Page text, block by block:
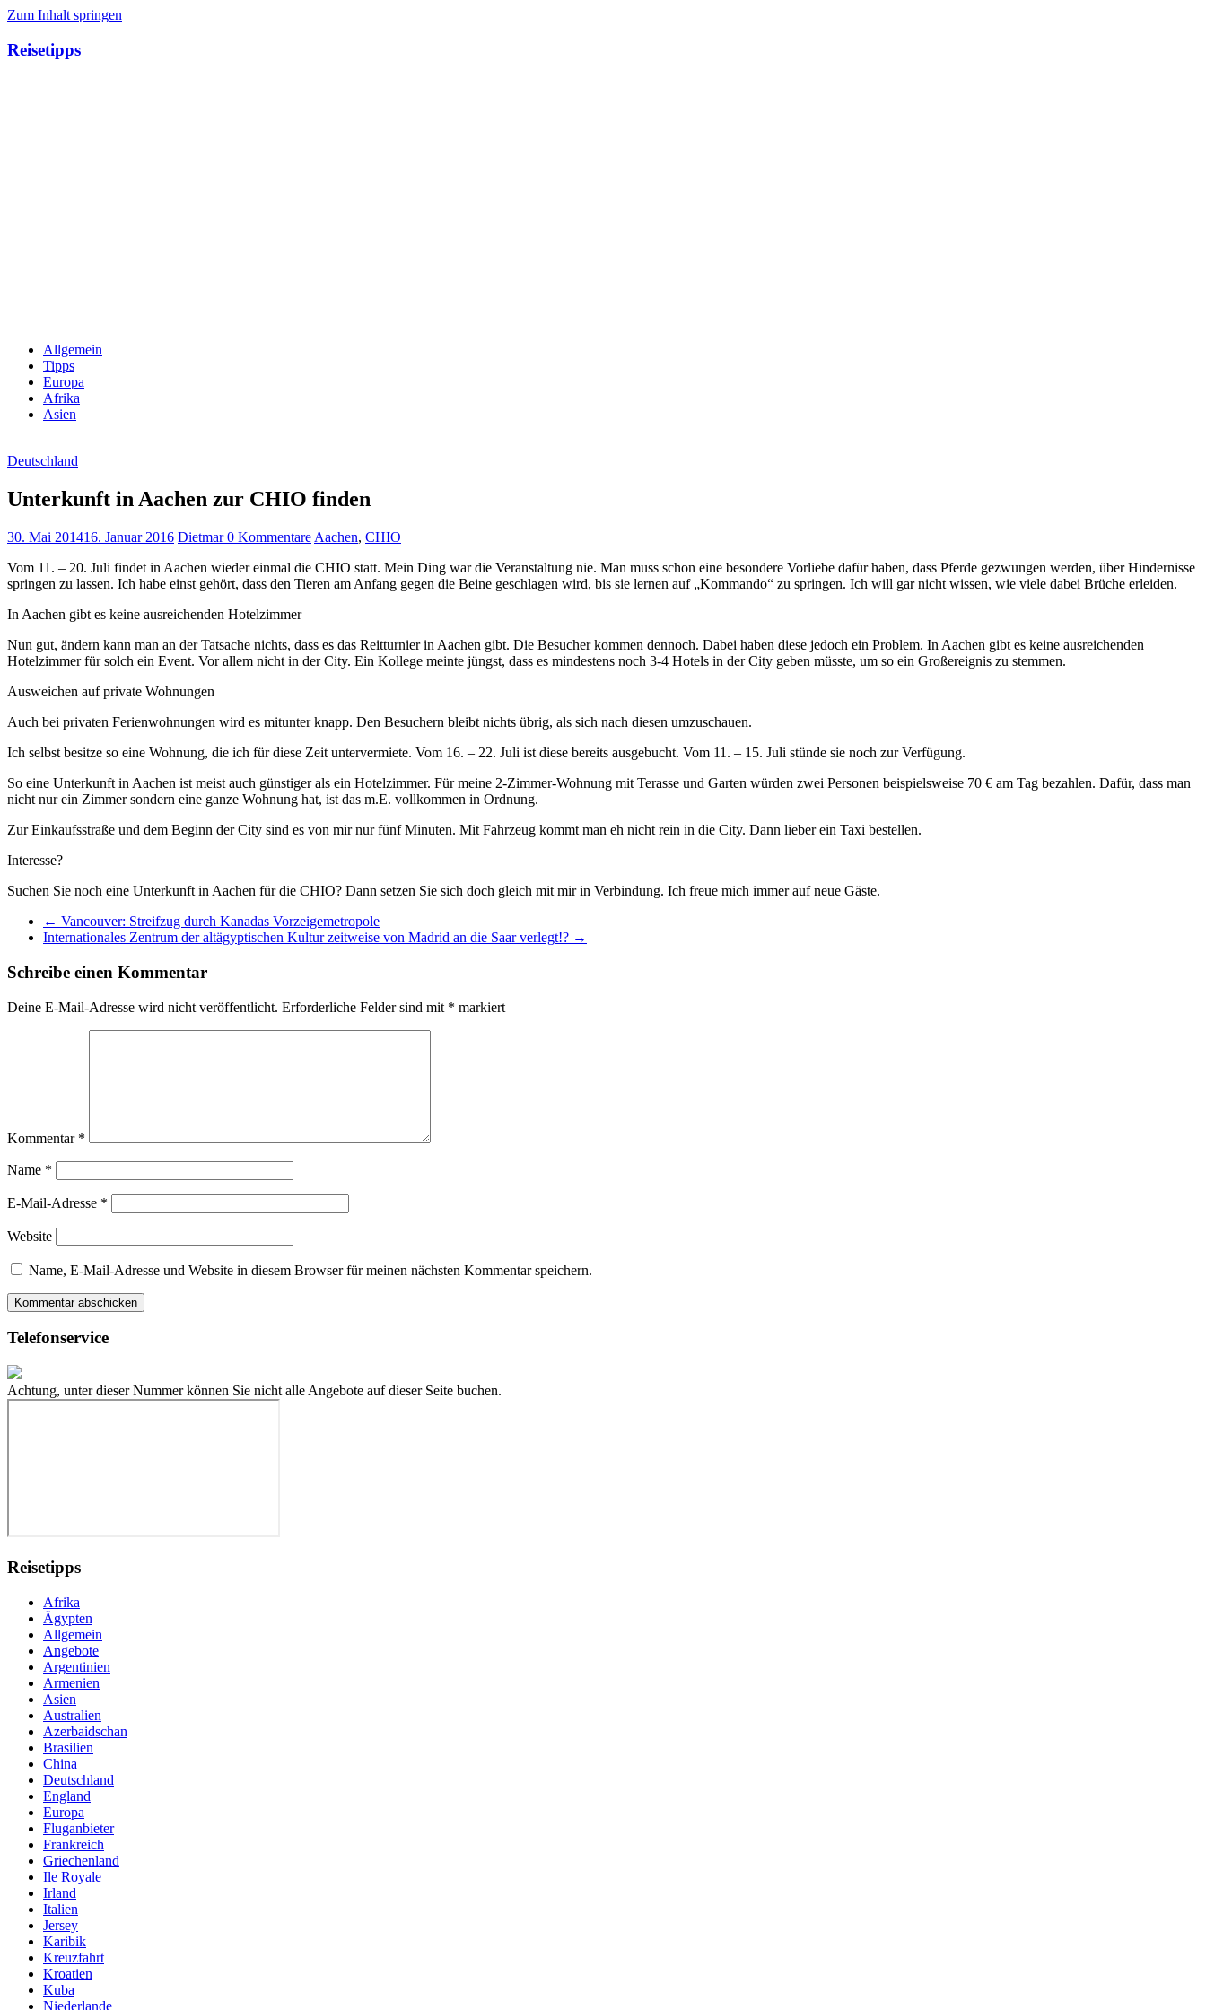
Zum Inhalt springen
Reisetipps
Allgemein
Tipps
Europa
Afrika
Asien
Deutschland
Unterkunft in Aachen zur CHIO finden
30. Mai 201416. Januar 2016 Dietmar0 Kommentare Aachen, CHIO
Vom 11. – 20. Juli findet in Aachen wieder einmal die CHIO statt. Mein Ding war die Veranstaltung nie. Man muss schon eine besondere Vorliebe dafür haben, dass Pferde gezwungen werden, über Hindernisse
springen zu lassen. Ich habe einst gehört, dass den Tieren am Anfang gegen die Beine geschlagen wird, bis sie lernen auf „Kommando“ zu springen. Ich will gar nicht wissen, wie viele dabei Brüche erleiden.
In Aachen gibt es keine ausreichenden Hotelzimmer
Nun gut, ändern kann man an der Tatsache nichts, dass es das Reitturnier in Aachen gibt. Die Besucher kommen dennoch. Dabei haben diese jedoch ein Problem. In Aachen gibt es keine ausreichenden
Hotelzimmer für solch ein Event. Vor allem nicht in der City. Ein Kollege meinte jüngst, dass es mindestens noch 3-4 Hotels in der City geben müsste, um so ein Großereignis zu stemmen.
Ausweichen auf private Wohnungen
Auch bei privaten Ferienwohnungen wird es mitunter knapp. Den Besuchern bleibt nichts übrig, als sich nach diesen umzuschauen.
Ich selbst besitze so eine Wohnung, die ich für diese Zeit untervermiete. Vom 16. – 22. Juli ist diese bereits ausgebucht. Vom 11. – 15. Juli stünde sie noch zur Verfügung.
So eine Unterkunft in Aachen ist meist auch günstiger als ein Hotelzimmer. Für meine 2-Zimmer-Wohnung mit Terasse und Garten würden zwei Personen beispielsweise 70 € am Tag bezahlen. Dafür, dass man
nicht nur ein Zimmer sondern eine ganze Wohnung hat, ist das m.E. vollkommen in Ordnung.
Zur Einkaufsstraße und dem Beginn der City sind es von mir nur fünf Minuten. Mit Fahrzeug kommt man eh nicht rein in die City. Dann lieber ein Taxi bestellen.
Interesse?
Suchen Sie noch eine Unterkunft in Aachen für die CHIO? Dann setzen Sie sich doch gleich mit mir in Verbindung. Ich freue mich immer auf neue Gäste.
← Vancouver: Streifzug durch Kanadas Vorzeigemetropole
Internationales Zentrum der altägyptischen Kultur zeitweise von Madrid an die Saar verlegt!? →
Schreibe einen Kommentar
Deine E-Mail-Adresse wird nicht veröffentlicht. Erforderliche Felder sind mit * markiert
Kommentar *
Name *
E-Mail-Adresse *
Website
Name, E-Mail-Adresse und Website in diesem Browser für meinen nächsten Kommentar speichern.
Telefonservice
Achtung, unter dieser Nummer können Sie nicht alle Angebote auf dieser Seite buchen.
Reisetipps
Afrika
Ägypten
Allgemein
Angebote
Argentinien
Armenien
Asien
Australien
Azerbaidschan
Brasilien
China
Deutschland
England
Europa
Fluganbieter
Frankreich
Griechenland
Ile Royale
Irland
Italien
Jersey
Karibik
Kreuzfahrt
Kroatien
Kuba
Niederlande